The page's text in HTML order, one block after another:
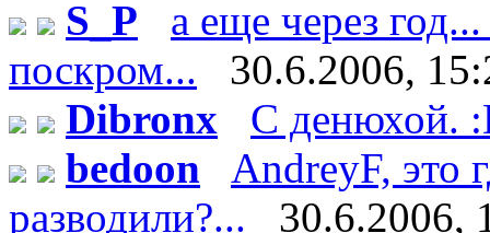
S_P
а еще через
поскром...
30.6.2006,
Dibronx
С денюхой.
bedoon
AndreyF, это
разводили?...
30.6.2006,